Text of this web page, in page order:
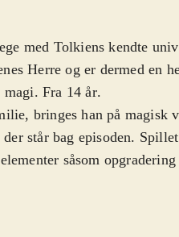
med Tolkiens kendte
Herre og er dermed en
Fra 14 år.
bringes han på magisk
står bag episoden.
såsom opgradering
almindelige orker være